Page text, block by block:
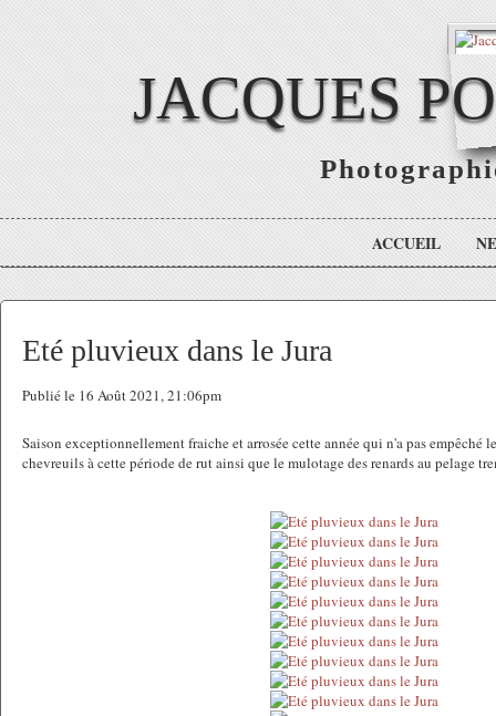
JACQUES
ACCUEIL
Eté pluvieux dans le Jura
Publié le 16 Août 2021, 21:06pm
Saison exceptionnellement fraiche et arrosée cette année qui n'a pas empêché
chevreuils à cette période de rut ainsi que le mulotage des renards au pelage